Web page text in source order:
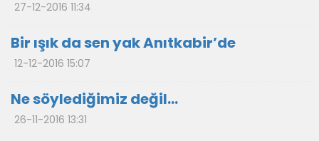
27-12-2016 11:34
Bir ışık da sen yak Anıtkabir’de
12-12-2016 15:07
Ne söylediğimiz değil…
26-11-2016 13:31